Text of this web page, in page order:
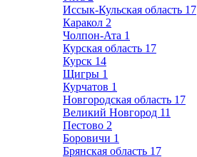
Иссык-Кульская область 17
Каракол 2
Чолпон-Ата 1
Курская область 17
Курск 14
Щигры 1
Курчатов 1
Новгородская область 17
Великий Новгород 11
Пестово 2
Боровичи 1
Брянская область 17